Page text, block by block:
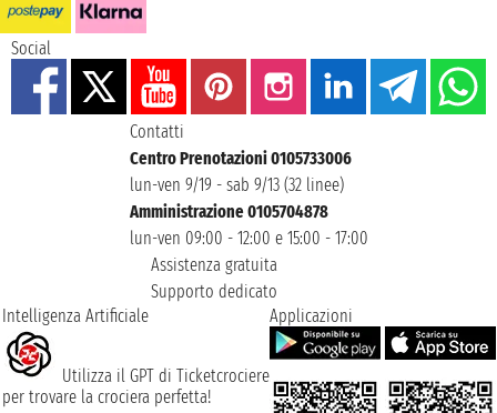
Social
Contatti
Centro Prenotazioni 0105733006
lun-ven 9/19 - sab 9/13 (32 linee)
Amministrazione 0105704878
lun-ven 09:00 - 12:00 e 15:00 - 17:00
Assistenza gratuita
Supporto dedicato
Intelligenza Artificiale
Utilizza il GPT di Ticketcrociere
per trovare la crociera perfetta!
Applicazioni